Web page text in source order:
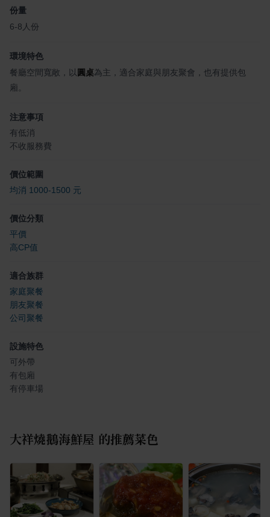
份量
6-8人份
環境特色
餐廳空間寬敞，以圓桌為主，適合家庭與朋友聚會，也有提供包
廂。
注意事項
有低消
不收服務費
價位範圍
均消 1000-1500 元
價位分類
平價
高CP值
適合族群
家庭聚餐
朋友聚餐
公司聚餐
設施特色
可外帶
有包廂
有停車場
大祥燒鵝海鮮屋 的推薦菜色